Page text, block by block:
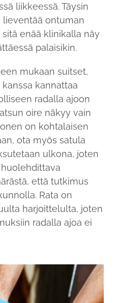
liikkeessä. Täysin
ontuman
enää klinikalla näy
palaisikin.
mukaan suitset,
kannattaa
radalla ajoon
oire näkyy vain
on kohtalaisen
ota myös satula
ulkona, joten
että tutkimus
Rata on
harjoittelulta, joten
radalla ajoa ei